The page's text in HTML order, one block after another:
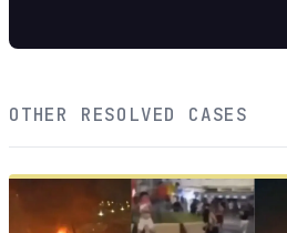
OTHER RESOLVED CASES